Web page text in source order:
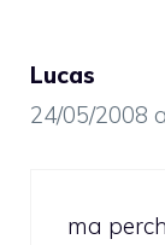
Lucas
24/05/2008
ma